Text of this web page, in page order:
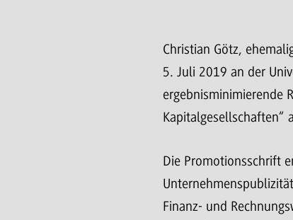
Christian Götz,
5. Juli 2019 an der
ergebnisminimierende
Kapitalgesellschaften“
Die Promotionsschrift
Finanz- und